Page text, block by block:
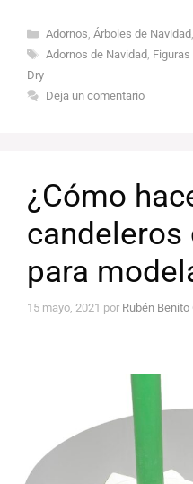
Categorías
Adornos, Árboles de Navidad,
Etiquetas
Adornos de Navidad, Figuras
Dry
Deja un comentario
¿Cómo
candeleros
para
15 mayo, 2021 por Rubén Benito